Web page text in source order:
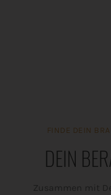
FINDE DEIN
DEIN
Zusammen mit